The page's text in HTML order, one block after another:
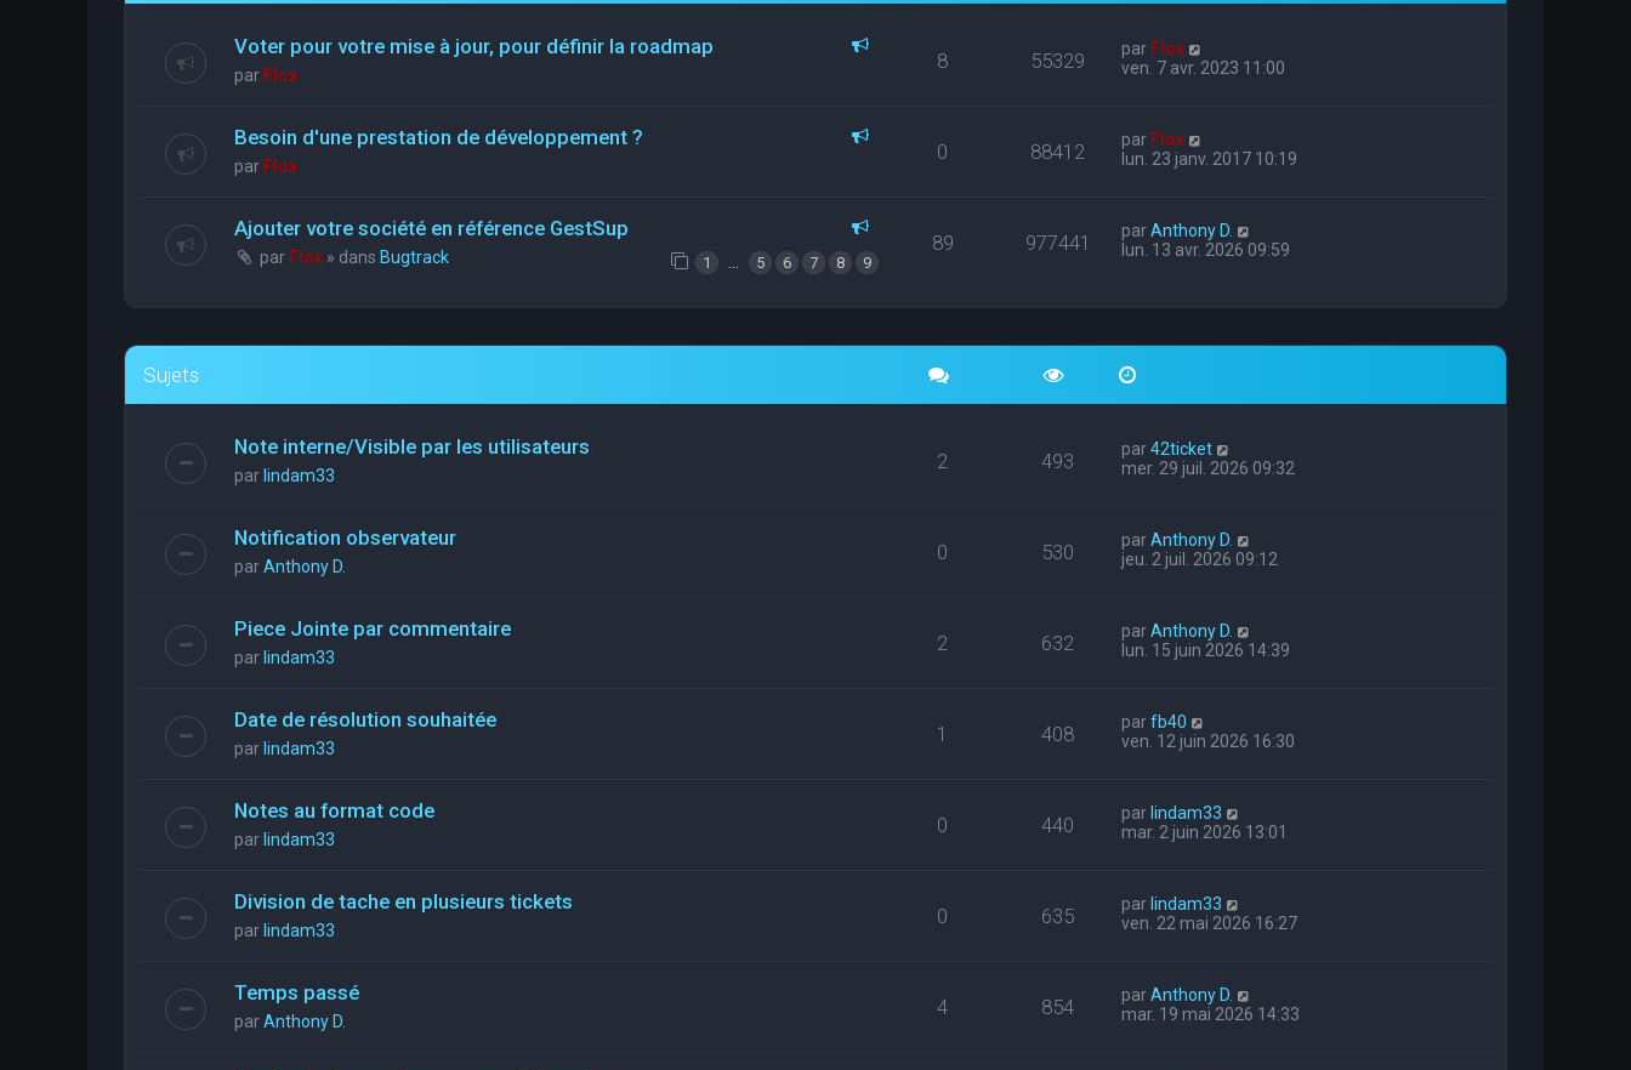
Voter pour votre mise à jour, pour définir la roadmap
par Flox
8 55329 par Flox
ven. 7 avr. 2023 11:00
Besoin d'une prestation de développement ?
par Flox
0 88412 par Flox
lun. 23 janv. 2017 10:19
Ajouter votre société en référence GestSup
par Flox » dans Bugtrack 1 … 5 6 7 8 9
89 977441 parAnthony D.
lun. 13 avr. 2026 09:59
Sujets
Note interne/Visible par les utilisateurs
par lindam33
2 493 par42ticket
mer. 29 juil. 2026 09:32
Notification observateur
parAnthony D.
0 530 parAnthony D.
jeu. 2 juil. 2026 09:12
Piece Jointe par commentaire
par lindam33
2 632 parAnthony D.
lun. 15 juin 2026 14:39
Date de résolution souhaitée
par lindam33
1 408 parfb40
ven. 12 juin 2026 16:30
Notes au format code
par lindam33
0 440 par lindam33
mar. 2 juin 2026 13:01
Division de tache en plusieurs tickets
par lindam33
0 635 par lindam33
ven. 22 mai 2026 16:27
Temps passé
parAnthony D.
4 854 parAnthony D.
mar. 19 mai 2026 14:33